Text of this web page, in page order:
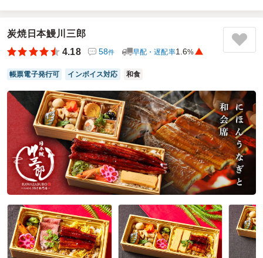
たびに旨味が溢れます。ローストビーフも非常に柔らかく、
特製ソースとの相性が抜群。副菜のグリル野菜まで丁寧に作
られており、最後まで飽きずに完食できました。
名前の通り、お肉好きの胃袋を確実に掴む、ボリュームも味
ご利用シーン：－
参加者の年齢：－男女比：－
東京都港区赤坂2026/07/15
オニクズキタイガーの口コミをもっと見る
炭焼日本鰻川三郎
4.18
58件 早配・遅配率1.6%
帳票電子発行可 インボイス対応 和食